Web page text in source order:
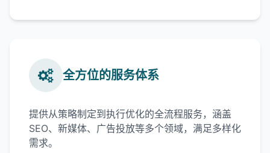
全方位的服务体系
提供从策略制定到执行优化的全流程服务，涵盖
SEO、新媒体、广告投放等多个领域，满足多样化
需求。